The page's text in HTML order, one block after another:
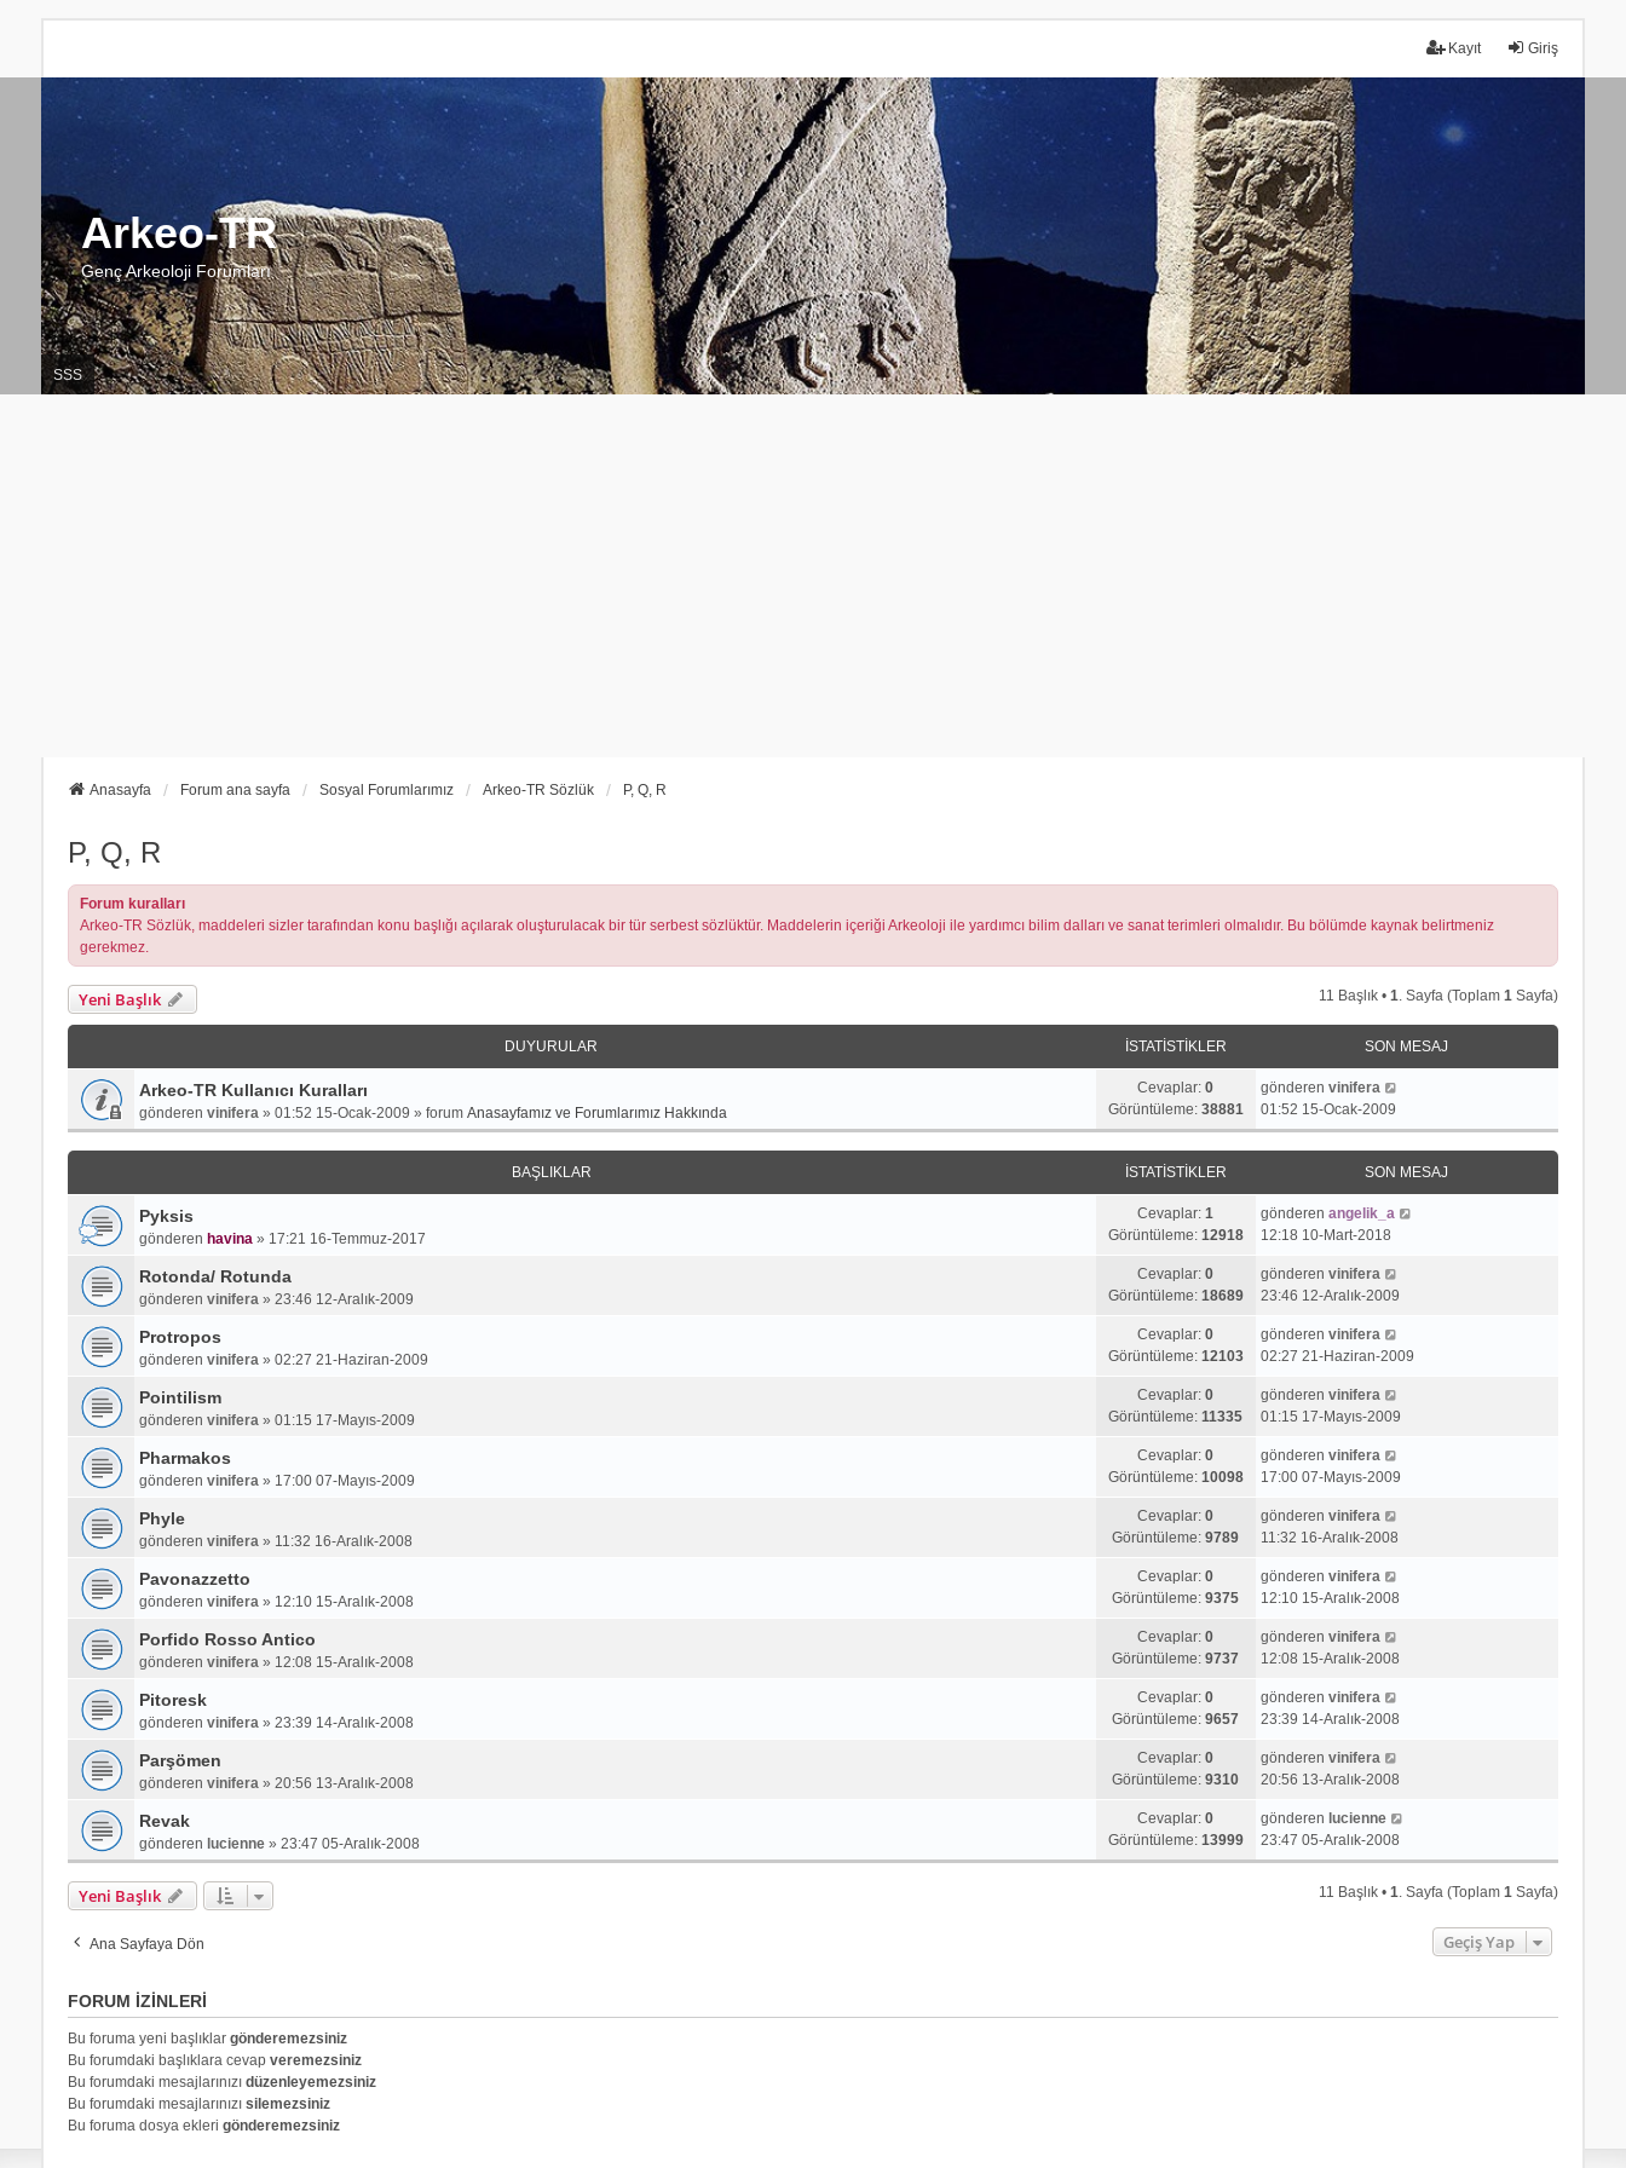
Giriş
Kayıt
Arkeo-TR
Genç Arkeoloji Forumları
SSS
Anasayfa Forum ana sayfa Sosyal Forumlarımız Arkeo-TR Sözlük P, Q, R
P, Q, R
Forum kuralları
Arkeo-TR Sözlük, maddeleri sizler tarafından konu başlığı açılarak oluşturulacak bir tür serbest sözlüktür. Maddelerin içeriği Arkeoloji ile yardımcı bilim dalları ve sanat terimleri olmalıdır. Bu bölümde kaynak belirtmeniz
gerekmez.
Yeni Başlık 11 Başlık •1. Sayfa (Toplam1 Sayfa)
DUYURULAR İSTATISTIKLER SON MESAJ
Arkeo-TR Kullanıcı Kuralları
gönderen vinifera» 01:52 15-Ocak-2009 » forum Anasayfamız ve Forumlarımız Hakkında
Cevaplar:0
Görüntüleme: 38881
gönderen vinifera
01:52 15-Ocak-2009
BAŞLIKLAR İSTATISTIKLER SON MESAJ
Pyksis
gönderen havina» 17:21 16-Temmuz-2017
Cevaplar:1
Görüntüleme: 12918
gönderen angelik_a
12:18 10-Mart-2018
Rotonda/ Rotunda
gönderen vinifera» 23:46 12-Aralık-2009
Cevaplar:0
Görüntüleme: 18689
gönderen vinifera
23:46 12-Aralık-2009
Protropos
gönderen vinifera» 02:27 21-Haziran-2009
Cevaplar:0
Görüntüleme: 12103
gönderen vinifera
02:27 21-Haziran-2009
Pointilism
gönderen vinifera» 01:15 17-Mayıs-2009
Cevaplar:0
Görüntüleme:11335
gönderen vinifera
01:15 17-Mayıs-2009
Pharmakos
gönderen vinifera» 17:00 07-Mayıs-2009
Cevaplar:0
Görüntüleme: 10098
gönderen vinifera
17:00 07-Mayıs-2009
Phyle
gönderen vinifera» 11:32 16-Aralık-2008
Cevaplar:0
Görüntüleme:9789
gönderen vinifera
11:32 16-Aralık-2008
Pavonazzetto
gönderen vinifera» 12:10 15-Aralık-2008
Cevaplar:0
Görüntüleme:9375
gönderen vinifera
12:10 15-Aralık-2008
Porfido Rosso Antico
gönderen vinifera» 12:08 15-Aralık-2008
Cevaplar:0
Görüntüleme:9737
gönderen vinifera
12:08 15-Aralık-2008
Pitoresk
gönderen vinifera» 23:39 14-Aralık-2008
Cevaplar:0
Görüntüleme:9657
gönderen vinifera
23:39 14-Aralık-2008
Parşömen
gönderen vinifera» 20:56 13-Aralık-2008
Cevaplar:0
Görüntüleme:9310
gönderen vinifera
20:56 13-Aralık-2008
Revak
gönderen lucienne» 23:47 05-Aralık-2008
Cevaplar:0
Görüntüleme: 13999
gönderen lucienne
23:47 05-Aralık-2008
Yeni Başlık 11 Başlık •1. Sayfa (Toplam1 Sayfa)
Ana Sayfaya Dön Geçiş Yap
FORUM IZINLERI
Bu foruma yeni başlıklar gönderemezsiniz
Bu forumdaki başlıklara cevap veremezsiniz
Bu forumdaki mesajlarınızı düzenleyemezsiniz
Bu forumdaki mesajlarınızı silemezsiniz
Bu foruma dosya ekleri gönderemezsiniz